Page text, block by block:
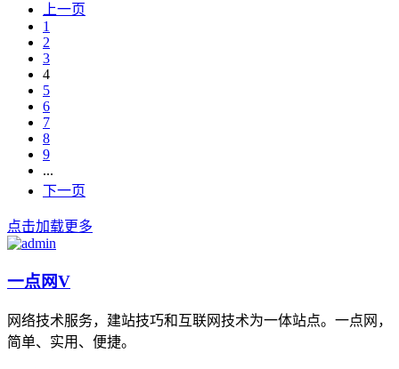
上一页
1
2
3
4
5
6
7
8
9
...
下一页
点击加载更多
一点网V
网络技术服务，建站技巧和互联网技术为一体站点。一点网，
简单、实用、便捷。